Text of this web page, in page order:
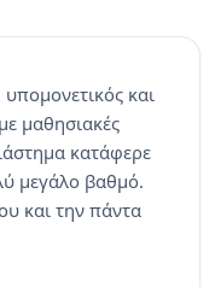
υπομονετικός και
μαθησιακές
κατάφερε
μεγάλο βαθμό.
και την πάντα